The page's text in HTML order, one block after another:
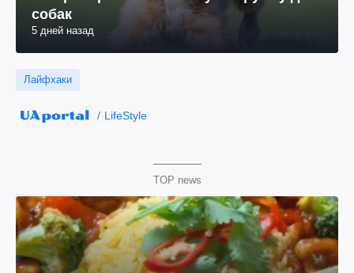
собак
5 дней назад
Лайфхаки
LifeStyle
TOP news